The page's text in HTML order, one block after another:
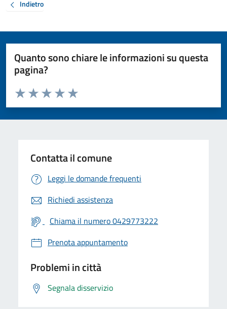
Indietro
Quanto sono chiare le informazioni su questa
pagina?
Valuta da 1 a 5 stelle la pagina
Valuta 5 stelle su 5
Valuta 4 stelle su 5
Valuta 3 stelle su 5
Valuta 2 stelle su 5
Valuta 1 stelle su 5
Contatta il comune
Leggi le domande frequenti
Richiedi assistenza
Chiama il numero 0429773222
Prenota appuntamento
Problemi in città
Segnala disservizio